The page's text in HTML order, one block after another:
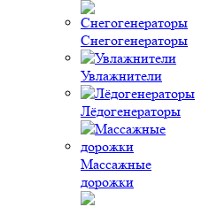
Снегогенераторы
Увлажнители
Лёдогенераторы
Массажные
дорожки